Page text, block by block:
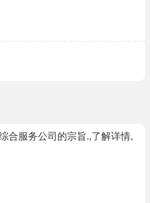
合服务公司的宗旨.,了解详情,